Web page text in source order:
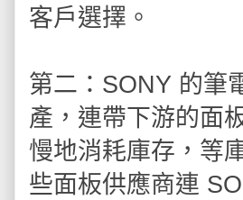
客戶選擇。
第二：SONY 的筆
產，連帶下游的面
慢地消耗庫存，等
些面板供應商連